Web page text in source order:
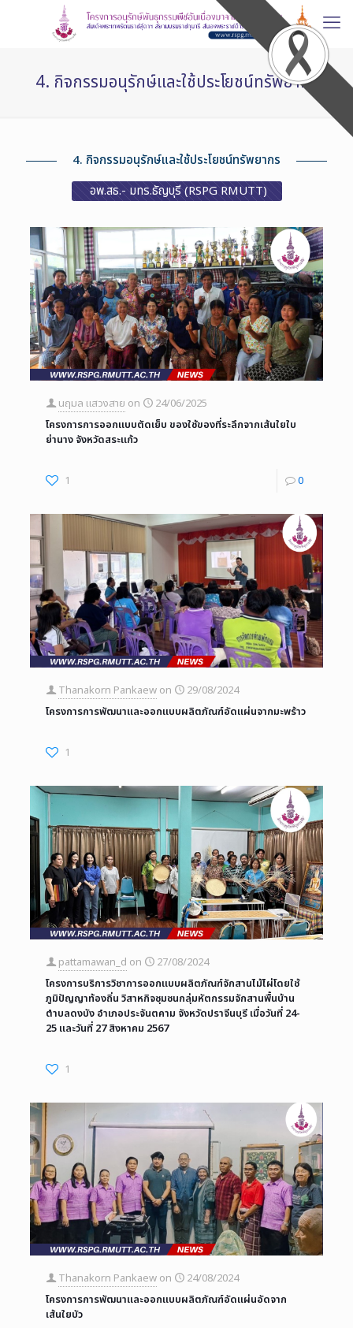
4. กิจกรรมอนุรักษ์และใช้ประโยชน์ทรัพยากร
4. กิจกรรมอนุรักษ์และใช้ประโยชน์ทรัพยากร
อพ.สธ.- มทร.ธัญบุรี (RSPG RMUTT)
นฤมล แสวงสาย on
24/06/2025
โครงการการออกแบบตัดเย็บ ของใช้ของที่ระลึกจากเส้นใยใบ
ย่านาง จังหวัดสระแก้ว
1 0
Thanakorn Pankaew on
29/08/2024
โครงการการพัฒนาและออกแบบผลิตภัณฑ์อัดแผ่นจากมะพร้าว
1
pattamawan_d on
27/08/2024
โครงการบริการวิชาการออกแบบผลิตภัณฑ์จักสานไม้ไผ่โดยใช้
ภูมิปัญญาท้องถิ่น วิสาหกิจชุมชนกลุ่มหัตกรรมจักสานพื้นบ้าน
ตำบลดงบัง อำเภอประจันตคาม จังหวัดปราจีนบุรี เมื่อวันที่ 24-
25 และวันที่ 27 สิงหาคม 2567
1
Thanakorn Pankaew on
24/08/2024
โครงการการพัฒนาและออกแบบผลิตภัณฑ์อัดแผ่นอัดจาก
เส้นใยบัว